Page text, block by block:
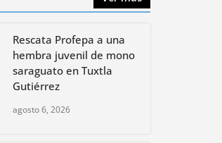
bioculturales para
promover huertos
urbanos y jardines
polinizadores
Rescata Profepa a una
hembra juvenil de mono
saraguato en Tuxtla
Gutiérrez
agosto 6, 2026